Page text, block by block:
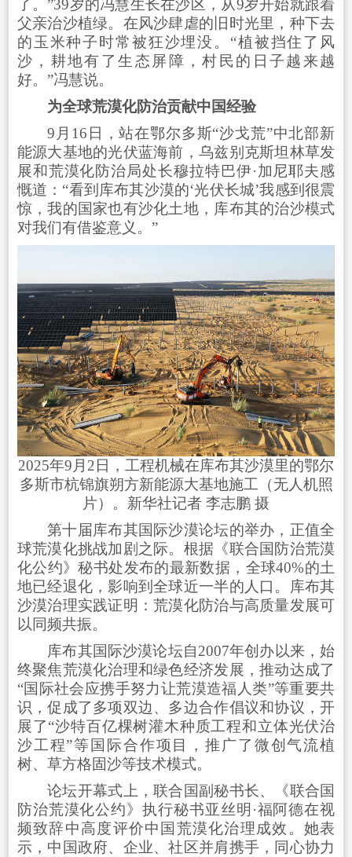
了。”39岁的冯慧生长在沙区，从9岁开始就跟着
父亲治沙植绿。在风沙肆虐的旧时光里，种下去
的玉米种子时常被狂沙埋没。“植被挡住了风
沙，耕地有了生态屏障，村民的日子越来越
好。”冯慧说。
为全球荒漠化防治贡献中国经验
9月16日，站在鄂尔多斯“沙戈荒”中北部新
能源大基地的光伏蓝海前，乌兹别克斯坦林草发
展和荒漠化防治局处长穆拉特巴伊·加尼耶夫感
慨道：“看到库布其沙漠的‘光伏长城’我感到很震
惊，我的国家也有沙化土地，库布其的治沙模式
对我们有借鉴意义。”
2025年9月2日，工程机械在库布其沙漠里的鄂尔
多斯市杭锦旗朔方新能源大基地施工（无人机照
片）。新华社记者 李志鹏 摄
第十届库布其国际沙漠论坛的举办，正值全
球荒漠化挑战加剧之际。根据《联合国防治荒漠
化公约》秘书处发布的最新数据，全球40%的土
地已经退化，影响到全球近一半的人口。库布其
沙漠治理实践证明：荒漠化防治与高质量发展可
以同频共振。
库布其国际沙漠论坛自2007年创办以来，始
终聚焦荒漠化治理和绿色经济发展，推动达成了
“国际社会应携手努力让荒漠造福人类”等重要共
识，促成了多项双边、多边合作倡议和协议，开
展了“沙特百亿棵树灌木种质工程和立体光伏治
沙工程”等国际合作项目，推广了微创气流植
树、草方格固沙等技术模式。
论坛开幕式上，联合国副秘书长、《联合国
防治荒漠化公约》执行秘书亚丝明·福阿德在视
频致辞中高度评价中国荒漠化治理成效。她表
示，中国政府、企业、社区并肩携手，同心协力